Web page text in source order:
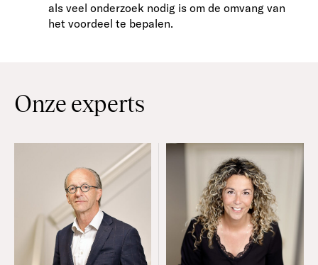
als veel onderzoek nodig is om de omvang van
het voordeel te bepalen.
Onze experts